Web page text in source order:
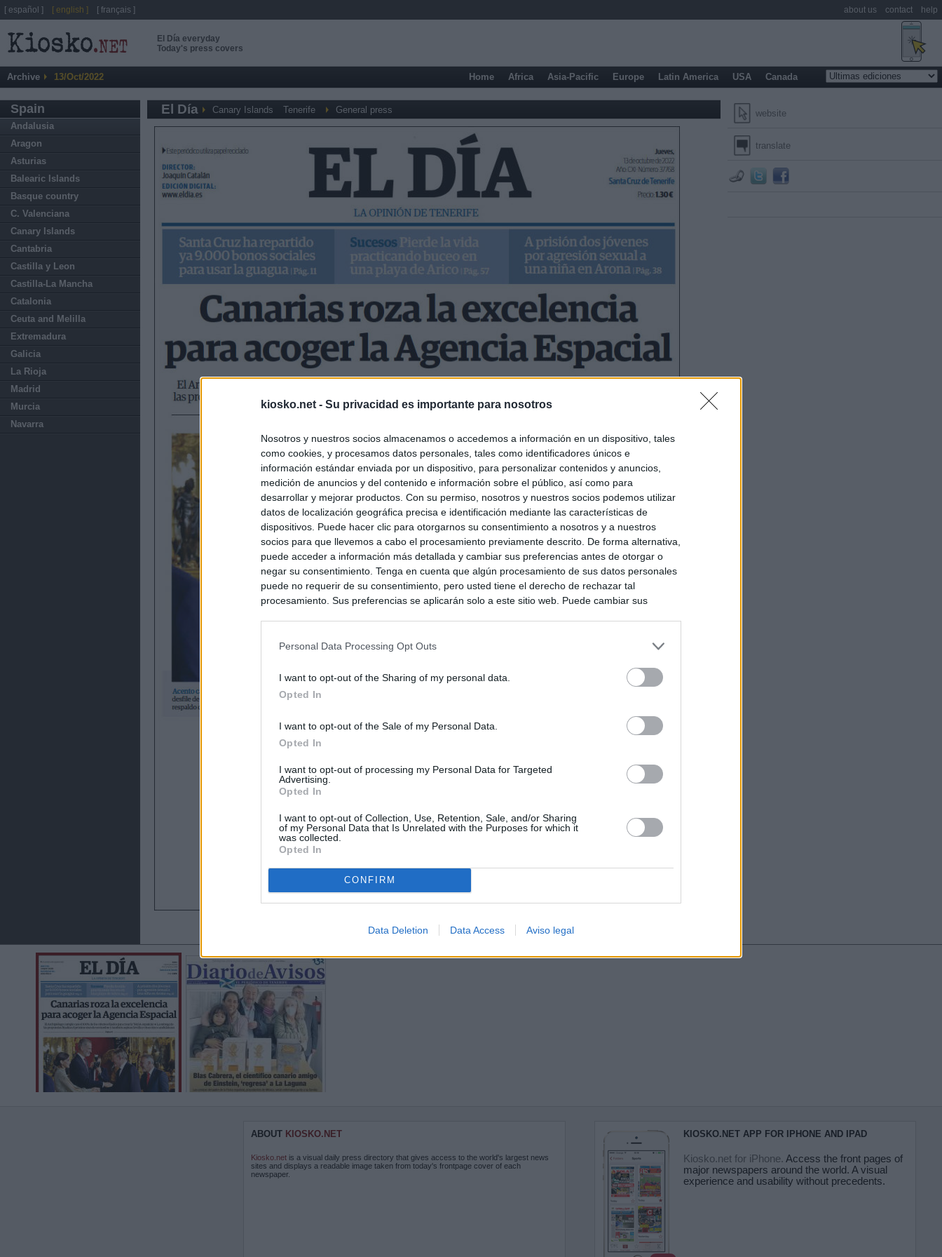
kiosko.net - Su privacidad es importante para nosotros
Nosotros y nuestros socios almacenamos o accedemos a información en un dispositivo, tales
como cookies, y procesamos datos personales, tales como identificadores únicos e
información estándar enviada por un dispositivo, para personalizar contenidos y anuncios,
medición de anuncios y del contenido e información sobre el público, así como para
desarrollar y mejorar productos. Con su permiso, nosotros y nuestros socios podemos utilizar
datos de localización geográfica precisa e identificación mediante las características de
dispositivos. Puede hacer clic para otorgarnos su consentimiento a nosotros y a nuestros
socios para que llevemos a cabo el procesamiento previamente descrito. De forma alternativa,
puede acceder a información más detallada y cambiar sus preferencias antes de otorgar o
negar su consentimiento. Tenga en cuenta que algún procesamiento de sus datos personales
puede no requerir de su consentimiento, pero usted tiene el derecho de rechazar tal
procesamiento. Sus preferencias se aplicarán solo a este sitio web. Puede cambiar sus
Personal Data Processing Opt Outs
I want to opt-out of the Sharing of my personal data.
Opted In
I want to opt-out of the Sale of my Personal Data.
Opted In
I want to opt-out of processing my Personal Data for Targeted
Advertising.
Opted In
I want to opt-out of Collection, Use, Retention, Sale, and/or Sharing
of my Personal Data that Is Unrelated with the Purposes for which it
was collected.
Opted In
CONFIRM
Data Deletion Data Access Aviso legal
El Día everyday
Today's press covers
Archive 13/Oct/2022 Home Africa Asia-Pacific Europe Latin America USA Canada
Spain
Andalusia
Aragon
Asturias
Balearic Islands
Basque country
C. Valenciana
Canary Islands
Cantabria
Castilla y Leon
Castilla-La Mancha
Catalonia
Ceuta and Melilla
Extremadura
Galicia
La Rioja
Madrid
Murcia
Navarra
website
translate
El Día Canary Islands Tenerife General press
ABOUT KIOSKO.NET
Kiosko.net is a visual daily press directory that gives access to the world's largest news
sites and displays a readable image taken from today's frontpage cover of each
newspaper.
KIOSKO.NET APP FOR IPHONE AND IPAD
Kiosko.net for iPhone. Access the front pages of
major newspapers around the world. A visual
experience and usability without precedents.
[ español ] [ english ] [ français ] about us contact help